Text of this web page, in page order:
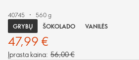
40745
560 g
GRYBŲ
ŠOKOLADO VANILĖS
47,99 €
Įprasta kaina: 56,00 €